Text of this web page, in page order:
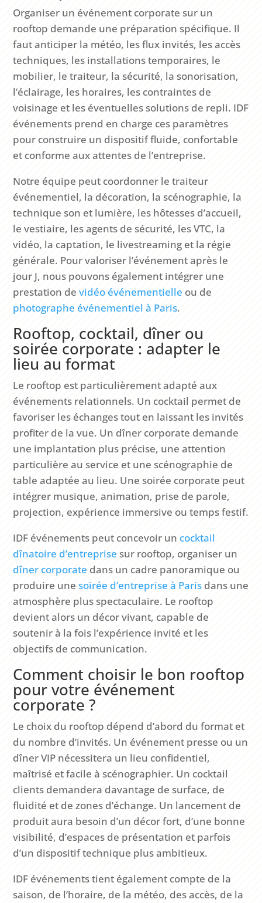
Organiser un événement corporate sur un
rooftop demande une préparation spécifique. Il
faut anticiper la météo, les flux invités, les accès
techniques, les installations temporaires, le
mobilier, le traiteur, la sécurité, la sonorisation,
l’éclairage, les horaires, les contraintes de
voisinage et les éventuelles solutions de repli. IDF
événements prend en charge ces paramètres
pour construire un dispositif fluide, confortable
et conforme aux attentes de l’entreprise.
Notre équipe peut coordonner le traiteur
événementiel, la décoration, la scénographie, la
technique son et lumière, les hôtesses d’accueil,
le vestiaire, les agents de sécurité, les VTC, la
vidéo, la captation, le livestreaming et la régie
générale. Pour valoriser l’événement après le
jour J, nous pouvons également intégrer une
prestation devidéo événementielle ou de
photographe événementiel à Paris.
Rooftop, cocktail, dîner ou
soirée corporate : adapter le
lieu au format
Le rooftop est particulièrement adapté aux
événements relationnels. Un cocktail permet de
favoriser les échanges tout en laissant les invités
profiter de la vue. Un dîner corporate demande
une implantation plus précise, une attention
particulière au service et une scénographie de
table adaptée au lieu. Une soirée corporate peut
intégrer musique, animation, prise de parole,
projection, expérience immersive ou temps festif.
IDF événements peut concevoir un cocktail
dînatoire d’entreprise sur rooftop, organiser un
dîner corporate dans un cadre panoramique ou
produire unesoirée d’entreprise à Paris dans une
atmosphère plus spectaculaire. Le rooftop
devient alors un décor vivant, capable de
soutenir à la fois l’expérience invité et les
objectifs de communication.
Comment choisir le bon rooftop
pour votre événement
corporate ?
Le choix du rooftop dépend d’abord du format et
du nombre d’invités. Un événement presse ou un
dîner VIP nécessitera un lieu confidentiel,
maîtrisé et facile à scénographier. Un cocktail
clients demandera davantage de surface, de
fluidité et de zones d’échange. Un lancement de
produit aura besoin d’un décor fort, d’une bonne
visibilité, d’espaces de présentation et parfois
d’un dispositif technique plus ambitieux.
IDF événements tient également compte de la
saison, de l’horaire, de la météo, des accès, de la